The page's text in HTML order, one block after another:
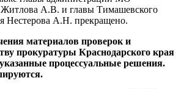
А.В. и главы Тимашевского
Нестерова А.Н. прекращено.
материалов проверок и
прокуратуры Краснодарского края
указанные процессуальные решения.
.